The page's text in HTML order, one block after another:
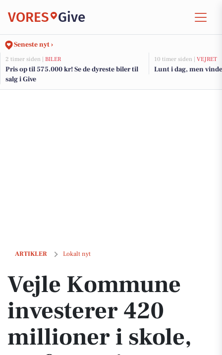
VORES Give
Seneste nyt ›
2 timer siden | BILER
Pris op til 575.000 kr! Se de dyreste biler til
salg i Give
10 timer siden | VEJRET
Lunt i dag, men
ARTIKLER Lokalt nyt
Vejle Kommune investerer 420 millioner i skole, omfartsvej og
Vejle Kommune
investerer 420
millioner i skole,